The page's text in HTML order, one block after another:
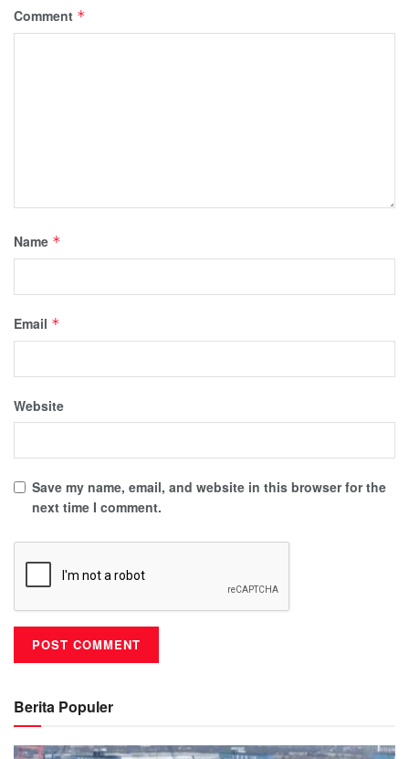
Comment *
Name *
Email *
Website
Save my name, email, and website in this browser for the
next time I comment.
Berita Populer